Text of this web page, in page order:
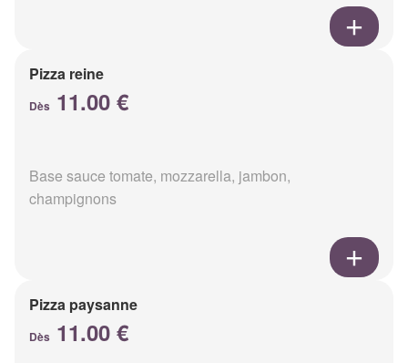
Pizza reine
Dès 11.00 €
Base sauce tomate, mozzarella, jambon,
champignons
Pizza paysanne
Dès 11.00 €